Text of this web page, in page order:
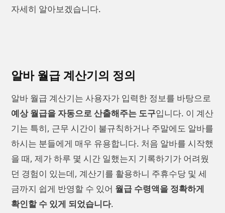
자세히 알아보겠습니다.
알바 월급 계산기의 정의
알바 월급 계산기는 사용자가 입력한 정보를 바탕으로
예상 월급을 자동으로 산출해주는 도구입니다. 이 계산
기는 특히, 근무 시간이 불규칙하거나 주말에도 알바를
하시는 분들에게 매우 유용합니다. 처음 알바를 시작했
을 때, 제가 하루 몇 시간 일했는지 기록하기가 어려웠
던 경험이 있는데, 계산기를 활용하니 주휴수당 및 세
금까지 쉽게 반영할 수 있어 월급 수령액을 정확하게
확인할 수 있게 되었습니다.